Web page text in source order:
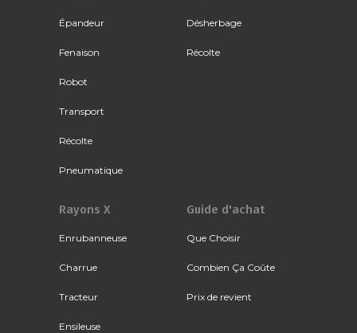
Épandeur
Fenaison
Robot
Transport
Récolte
Pneumatique
Désherbage
Récolte
Rayons X
Enrubanneuse
Charrue
Tracteur
Ensileuse
Guide d'achat
Que Choisir
Combien Ça Coûte
Prix de revient